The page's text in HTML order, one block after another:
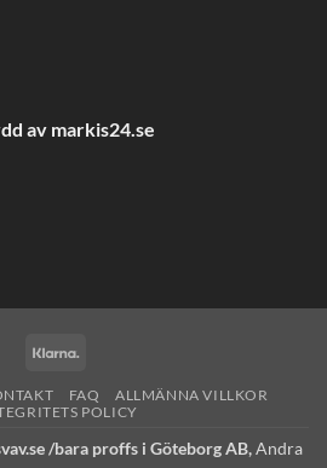
av markis24.se
FAQ
ALLMÄNNA VILLKOR
POLICY
/bara proffs i Göteborg AB,Andra